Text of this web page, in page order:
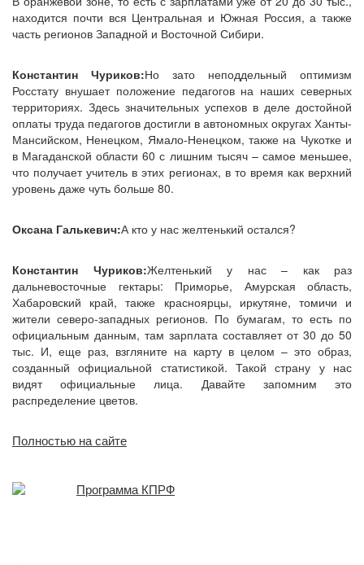
находится почти вся Центральная и Южная Россия, а также
часть регионов Западной и Восточной Сибири.
Константин Чуриков:Но зато неподдельный оптимизм
Росстату внушает положение педагогов на наших северных
территориях. Здесь значительных успехов в деле достойной
оплаты труда педагогов достигли в автономных округах Ханты-
Мансийском, Ненецком, Ямало-Ненецком, также на Чукотке и
в Магаданской области 60 с лишним тысяч – самое меньшее,
что получает учитель в этих регионах, в то время как верхний
уровень даже чуть больше 80.
Оксана Галькевич:А кто у нас желтенький остался?
Константин Чуриков:Желтенький у нас – как раз
дальневосточные гектары: Приморье, Амурская область,
Хабаровский край, также красноярцы, иркутяне, томичи и
жители северо-западных регионов. По бумагам, то есть по
официальным данным, там зарплата составляет от 30 до 50
тыс. И, еще раз, взгляните на карту в целом – это образ,
созданный официальной статистикой. Такой страну у нас
видят официальные лица. Давайте запомним это
распределение цветов.
Полностью на сайте